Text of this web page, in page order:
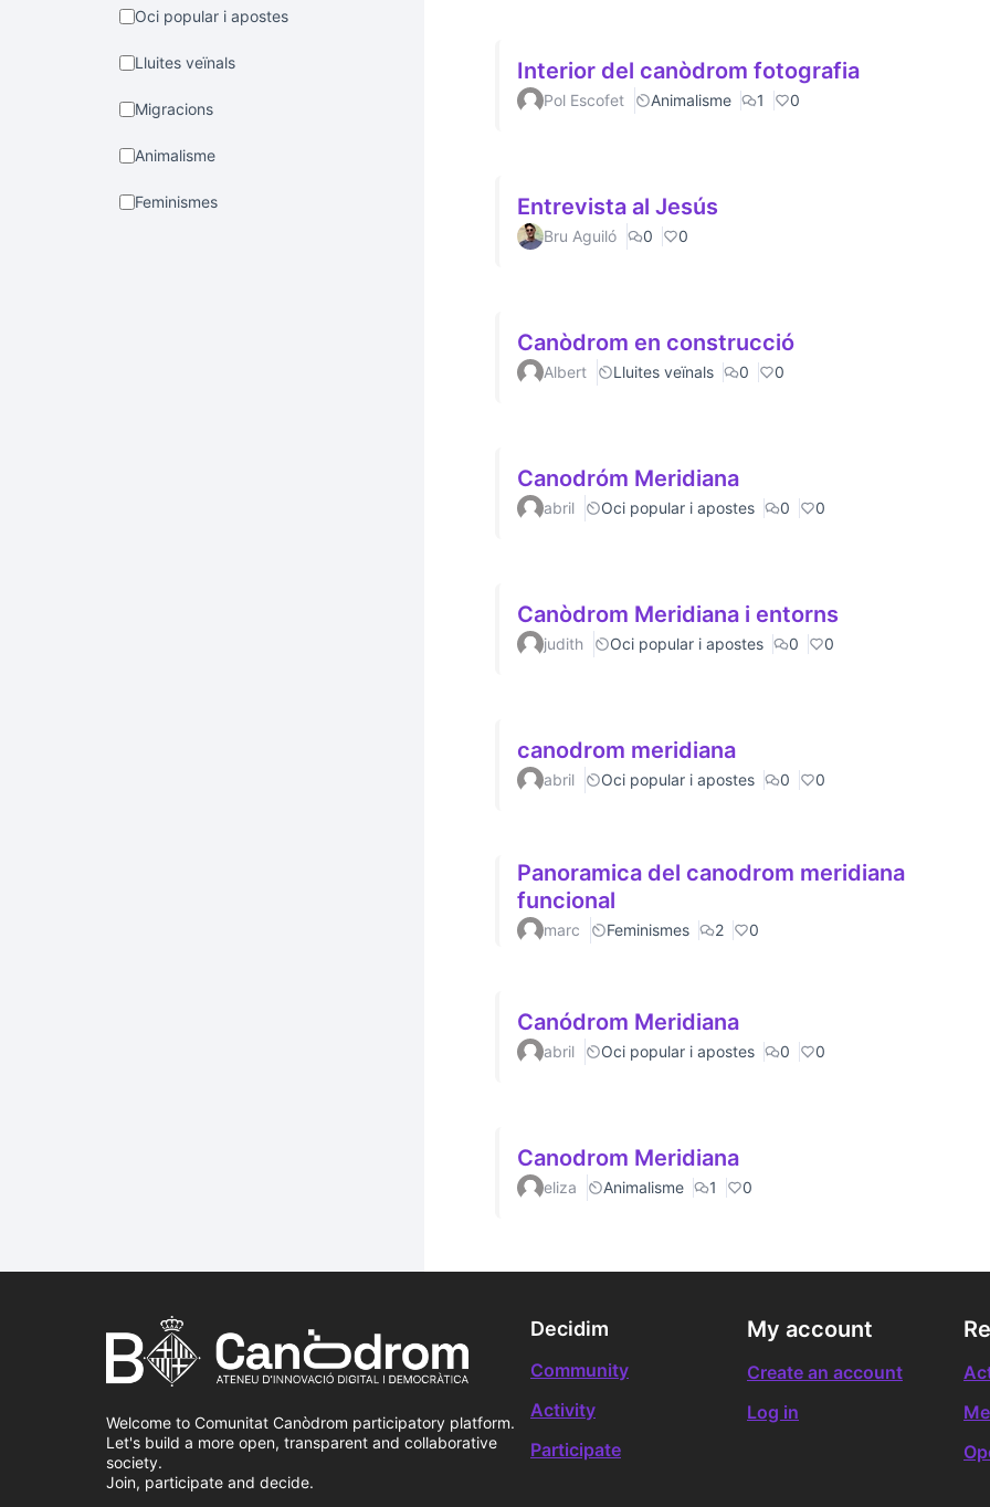
Oci popular i apostes
Lluites veïnals
Migracions
Animalisme
Feminismes
Interior del canòdrom fotografia
Pol Escofet Animalisme 1 0
Entrevista al Jesús
Bru Aguiló 0 0
Canòdrom en construcció
Albert Lluites veïnals 0 0
Canodróm Meridiana
abril Oci popular i apostes 0 0
Canòdrom Meridiana i entorns
judith Oci popular i apostes 0 0
canodrom meridiana
abril Oci popular i apostes 0 0
Panoramica del canodrom meridiana
funcional
marc Feminismes 2 0
Canódrom Meridiana
abril Oci popular i apostes 0 0
Canodrom Meridiana
eliza Animalisme 1 0
Welcome to Comunitat Canòdrom participatory platform.
Let's build a more open, transparent and collaborative
society.
Join, participate and decide.
Decidim
Community
Activity
Participate
My account
Create an account
Log in